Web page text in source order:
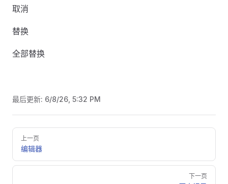
取消
替换
全部替换
最后更新: 6/8/26, 5:32 PM
Pager
上一页
编辑器
下一页